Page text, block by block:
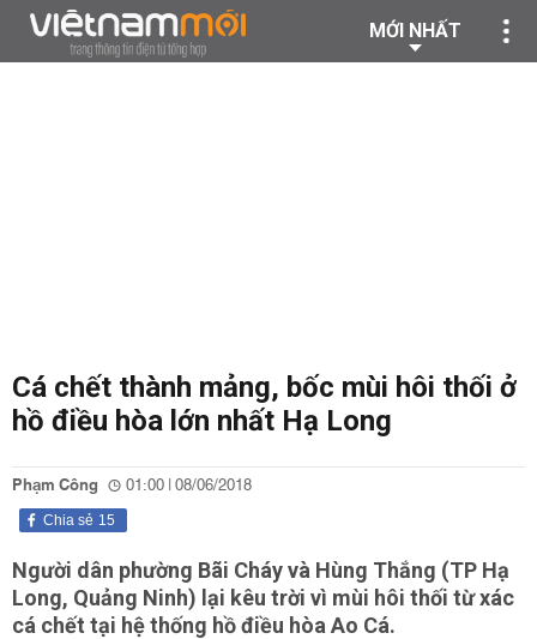
MỚI NHẤT
Cá chết thành mảng, bốc mùi hôi thối ở
hồ điều hòa lớn nhất Hạ Long
Phạm Công 01:00 | 08/06/2018
15
Chia sẻ
Người dân phường Bãi Cháy và Hùng Thắng (TP Hạ
Long, Quảng Ninh) lại kêu trời vì mùi hôi thối từ xác
cá chết tại hệ thống hồ điều hòa Ao Cá.